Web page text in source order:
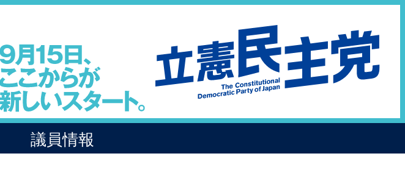
議員情報